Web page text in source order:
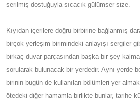
serilmiş dostuğuyla sıcacık gülümser size.
Kıyıdan içerilere doğru birbirine bağlanmış
birçok yerleşim birimindeki anlayışı sergiler
birkaç duvar parçasından başka bir şey
sorularak bulunacak bir yerdedir. Aynı yerde
birinin bugün de kullanılan bölümleri yer
ötedeki diğer hamamla birlikte bunlar, tarihe